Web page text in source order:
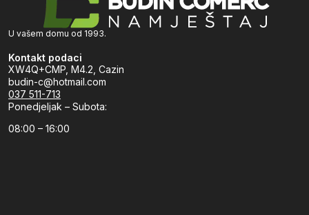
U vašem domu od 1993.
Kontakt podaci
XW4Q+CMP, M4.2, Cazin
budin-c@hotmail.com
037 511-713
Ponedjeljak – Subota:
08:00 – 16:00